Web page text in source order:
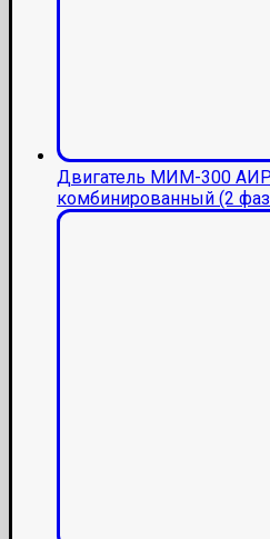
Двигатель МИМ-300
комбинированный (2